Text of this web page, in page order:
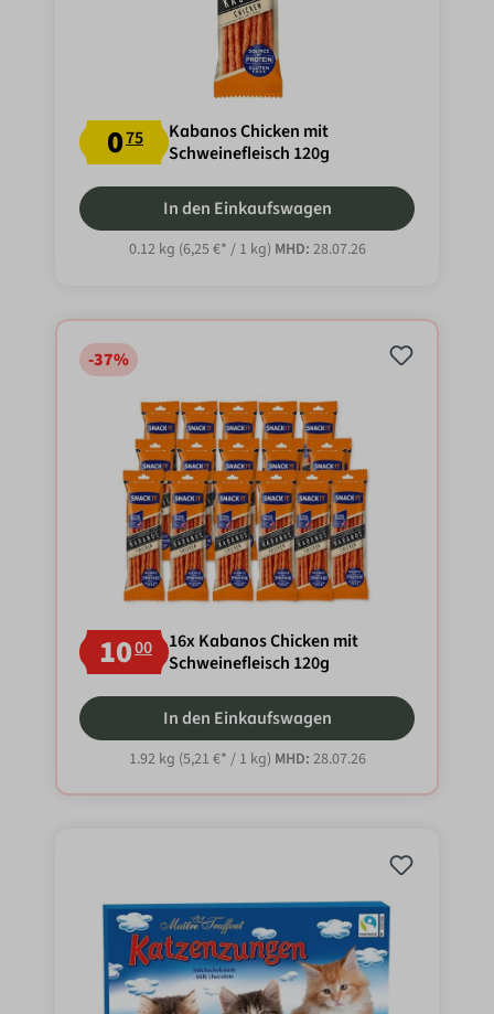
075
Kabanos Chicken mit
Schweinefleisch 120g
In den Einkaufswagen
0.12 kg (6,25 €* / 1 kg) MHD: 28.07.26
-37%
1000
16x Kabanos Chicken mit
Schweinefleisch 120g
In den Einkaufswagen
1.92 kg (5,21 €* / 1 kg) MHD: 28.07.26